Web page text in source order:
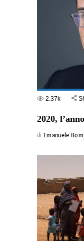
2.37k
2020,
di Emanuele